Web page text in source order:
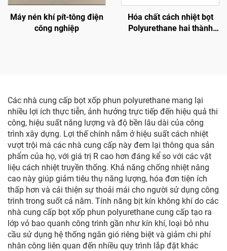
Máy nén khí pít-tông điện
công nghiệp
Hóa chất cách nhiệt bọt
Polyurethane hai thành
Các nhà cung cấp bọt xốp phun polyurethane mang lại
nhiều lợi ích thực tiễn, ảnh hưởng trực tiếp đến hiệu quả thi
công, hiệu suất năng lượng và độ bền lâu dài của công
trình xây dựng. Lợi thế chính nằm ở hiệu suất cách nhiệt
vượt trội mà các nhà cung cấp này đem lại thông qua sản
phẩm của họ, với giá trị R cao hơn đáng kể so với các vật
liệu cách nhiệt truyền thống. Khả năng chống nhiệt nâng
cao này giúp giảm tiêu thụ năng lượng, hóa đơn tiện ích
thấp hơn và cải thiện sự thoải mái cho người sử dụng công
trình trong suốt cả năm. Tính năng bịt kín không khí do các
nhà cung cấp bọt xốp phun polyurethane cung cấp tạo ra
lớp vỏ bao quanh công trình gần như kín khí, loại bỏ nhu
cầu sử dụng hệ thống ngăn gió riêng biệt và giảm chi phí
nhân công liên quan đến nhiều quy trình lắp đặt khác